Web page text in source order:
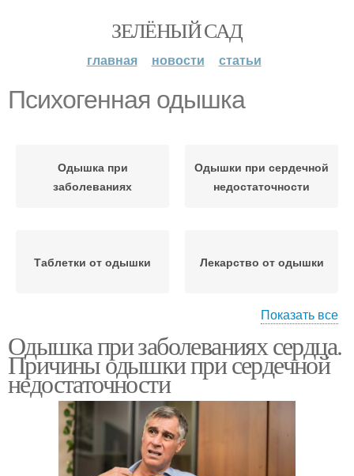
ЗЕЛЁНЫЙ САД
главная новости статьи
Психогенная одышка
Одышка при
заболеваниях
Одышки при сердечной
недостаточности
Таблетки от одышки Лекарство от одышки
коронавирусе
Одышка в покое
Невротическая одышка
Показать все
Одышка при заболеваниях сердца.
Причины одышки при сердечной
недостаточности